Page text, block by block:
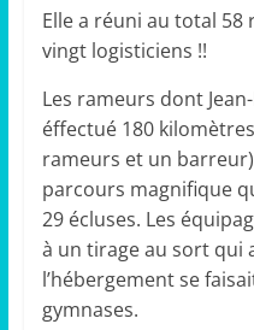
Elle a réuni au total 58
vingt logisticiens !!
Les rameurs dont
éffectué 180
rameurs et un
parcours magnifique
29 écluses. Les
à un tirage au sort qui
l’hébergement se
gymnases.